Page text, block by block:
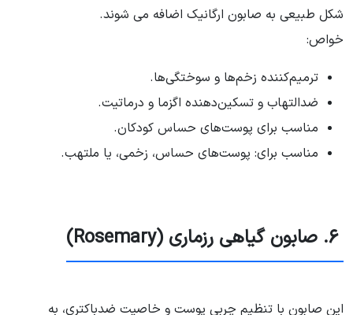
شکل طبیعی به صابون ارگانیک اضافه می شوند.
خواص:
ترمیم‌کننده زخم‌ها و سوختگی‌ها.
ضدالتهاب و تسکین‌دهنده اگزما و درماتیت.
مناسب برای پوست‌های حساس کودکان.
مناسب برای: پوست‌های حساس، زخمی، یا ملتهب.
۶. صابون گیاهی رزماری (Rosemary)
این صابون با تنظیم چربی پوست و خاصیت ضدباکتری، به